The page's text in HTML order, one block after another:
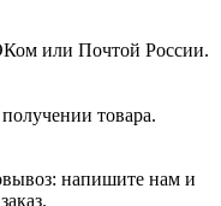
или Почтой России.
товара. ⠀⠀
напишите нам и